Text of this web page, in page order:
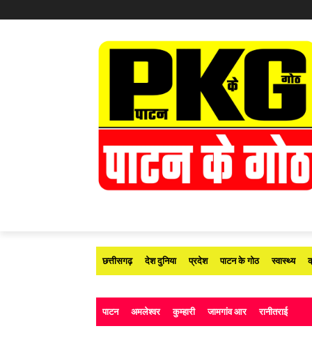
छत्तीसगढ़ देश दुनिया प्रदेश पाटन के गोठ स्वास्थ्य
पाटन अमलेश्वर कुम्हारी जामगांव आर रानीतराई